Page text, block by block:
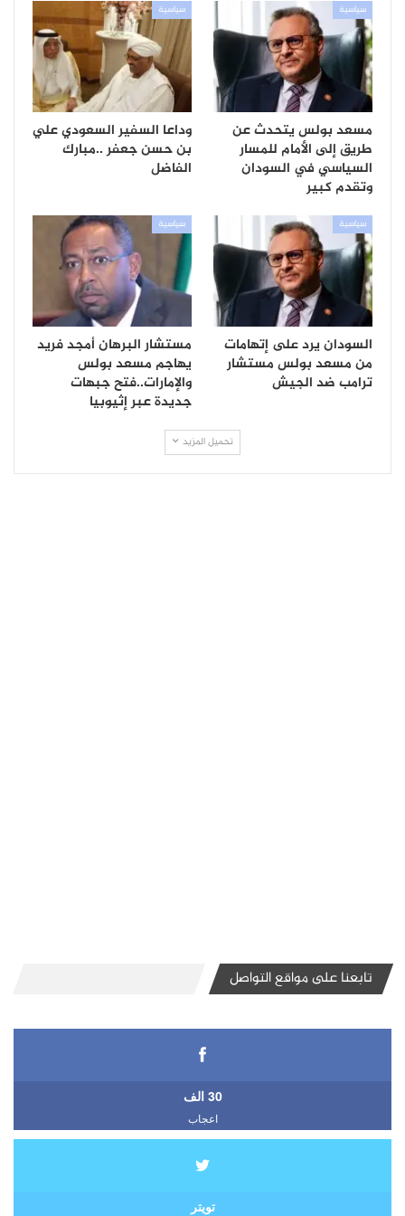
سياسية
مسعد بولس يتحدث عن
طريق إلى الأمام للمسار
السياسي في السودان
وتقدم كبير
سياسية
وداعا السفير السعودي علي
بن حسن جعفر ..مبارك
الفاضل
سياسية
السودان يرد على إتهامات
من مسعد بولس مستشار
ترامب ضد الجيش
سياسية
مستشار البرهان أمجد فريد
يهاجم مسعد بولس
والإمارات..فتح جبهات
جديدة عبر إثيوبيا
تحميل المزيد
تابعنا على مواقع التواصل
30 الف
اعجاب
تويتر